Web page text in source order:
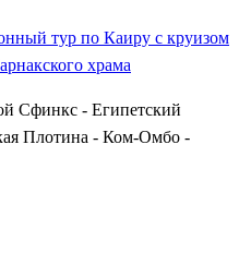
тур по Каиру с круизом
храма
Сфинкс - Египетский
Плотина - Ком-Омбо -